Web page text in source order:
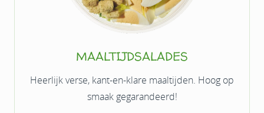
MAALTIJDSALADES
Heerlijk verse, kant-en-klare maaltijden. Hoog op
smaak gegarandeerd!